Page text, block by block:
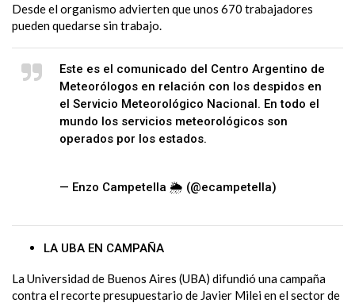
Desde el organismo advierten que unos 670 trabajadores
pueden quedarse sin trabajo.
Este es el comunicado del Centro Argentino de
Meteorólogos en relación con los despidos en
el Servicio Meteorológico Nacional. En todo el
mundo los servicios meteorológicos son
operados por los estados.
— Enzo Campetella 🌦 (@ecampetella)
LA UBA EN CAMPAÑA
La Universidad de Buenos Aires (UBA) difundió una campaña
contra el recorte presupuestario de Javier Milei en el sector de